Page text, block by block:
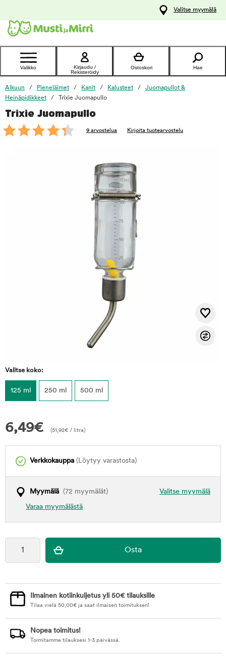
Ota yhteyttä
asiakaspalveluun
Valitse myymälä
Valikko
Kirjaudu /
Rekisteröidy
Ostoskori Hae
Alkuun Pieneläimet Kanit Kalusteet
Juomapullot &
Heinäpidikkeet
Trixie Juomapullo
Trixie Juomapullo
9 arvostelua Kirjoita tuotearvostelu
Valitse koko:
125 ml 250 ml 500 ml
6,49€ (51,92€ / litra)
Verkkokauppa (Löytyy varastosta)
Valitse myymälä
Myymälä (72 myymälät)
Varaa myymälästä
foo
Ilmainen kotiinkuljetus yli 50€ tilauksille
Tilaa vielä 50,00€ ja saat ilmaisen toimituksen!
Nopea toimitus!
Toimitamme tilauksesi 1-3 päivässä.